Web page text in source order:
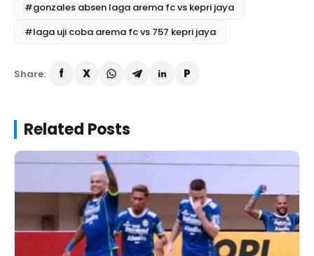
#gonzales absen laga arema fc vs kepri jaya
#laga uji coba arema fc vs 757 kepri jaya
Share:
Related Posts